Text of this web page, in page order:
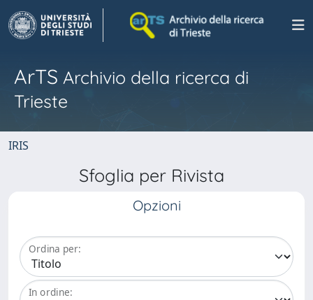
ArTS Archivio della ricerca di
Trieste
IRIS
Sfoglia per Rivista
Opzioni
Ordina per:
In ordine: